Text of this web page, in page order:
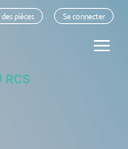
pièces Se connecter
RCS